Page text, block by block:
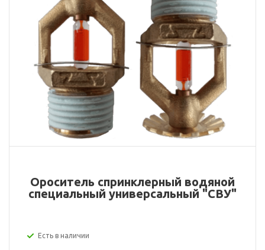
Ороситель спринклерный водяной
специальный универсальный "СВУ"
Есть в наличии